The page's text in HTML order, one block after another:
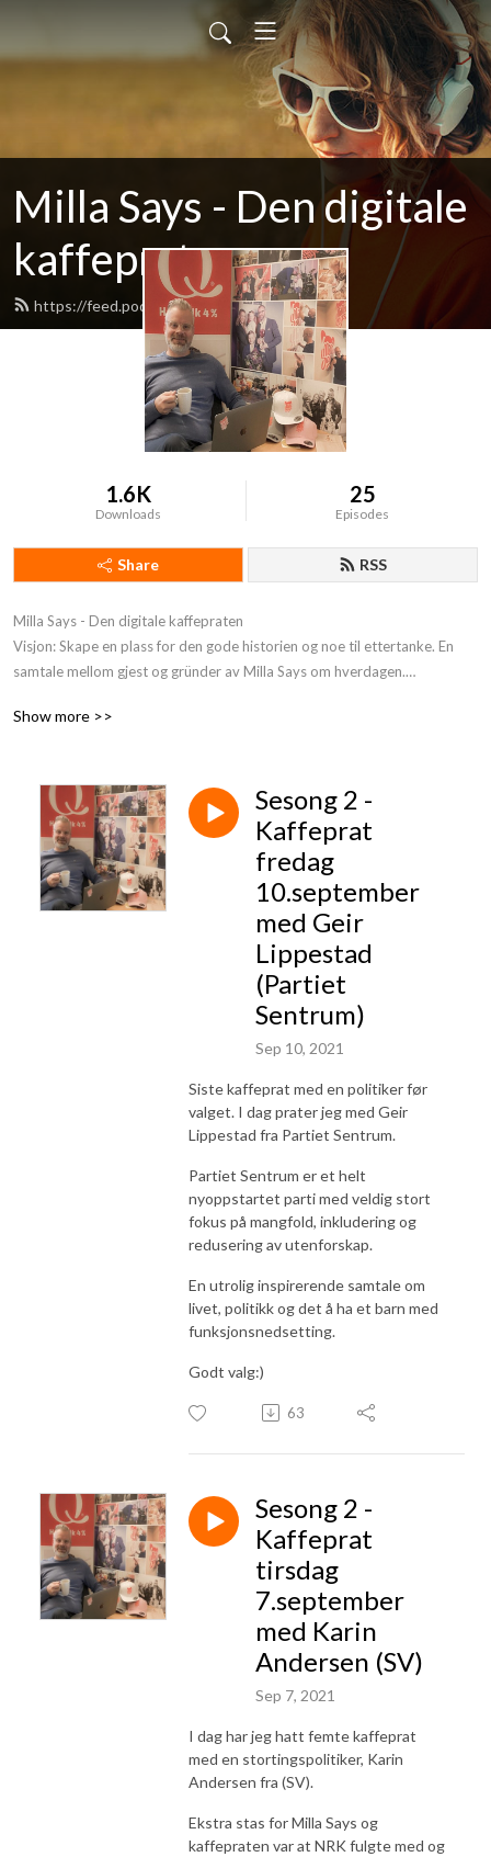
Milla Says - Den digitale
kaffepraten
https://feed.podbean.com/millasays/feed.xml
1.6K
Downloads
25
Episodes
Share RSS
Milla Says - Den digitale kaffepraten
Visjon: Skape en plass for den gode historien og noe til ettertanke. En
samtale mellom gjest og gründer av Milla Says om hverdagen.
hverdagen, det gode og det tunge. Historier, opplevelser, utfordringer,
Hvem er jeg:Pappa til Milla med Downs Syndrom og gründer av Milla
Show more >>
Sesong 2 -
Kaffeprat
fredag
10.september
med Geir
Lippestad
(Partiet
Sentrum)
Sep 10, 2021
Siste kaffeprat med en politiker før
valget. I dag prater jeg med Geir
Lippestad fra Partiet Sentrum.
Partiet Sentrum er et helt
nyoppstartet parti med veldig stort
fokus på mangfold, inkludering og
redusering av utenforskap.
En utrolig inspirerende samtale om
livet, politikk og det å ha et barn med
funksjonsnedsetting.
Godt valg:)
63
Sesong 2 -
Kaffeprat
tirsdag
7.september
med Karin
Andersen (SV)
Sep 7, 2021
I dag har jeg hatt femte kaffeprat
med en stortingspolitiker, Karin
Andersen fra (SV).
Ekstra stas for Milla Says og
kaffepraten var at NRK fulgte med og